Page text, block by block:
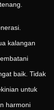
kalangan
baik. Tidak
untuk
harmoni